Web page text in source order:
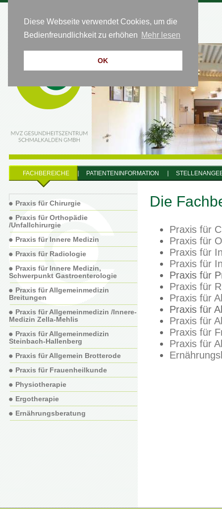
Diese Webseite verwendet Cookies, um die
Bedienfreundlichkeit zu erhöhen Mehr lesen
OK
HOTLINE 0 36 83 - 64 54 50
FACHBEREICHE PATIENTENINFORMATION
Die
Praxis für
Praxis für
Praxis für
Praxis für
Praxis für
Praxis für
Praxis für
Praxis für
Praxis für
Praxis für
Praxis für
Praxis für Chirurgie
Praxis für Orthopädie
/Unfallchirurgie
Praxis für Innere Medizin
Praxis für Radiologie
Praxis für Innere Medizin,
Schwerpunkt Gastroenterologie
Praxis für Allgemeinmedizin
Breitungen
Praxis für Allgemeinmedizin /Innere-
Medizin Zella-Mehlis
Praxis für Allgemeinmedizin
Steinbach-Hallenberg
Praxis für Allgemein Brotterode
Praxis für Frauenheilkunde
Physiotherapie
Ergotherapie
Ernährungsberatung